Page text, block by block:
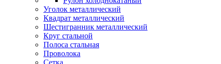
Уголок металлический
Квадрат металлический
Шестигранник металлический
Круг стальной
Полоса стальная
Проволока
Сетка